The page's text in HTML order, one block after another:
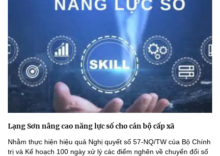
Lạng Sơn nâng cao năng lực số cho cán bộ cấp xã
Nhằm thực hiện hiệu quả Nghị quyết số 57-NQ/TW của Bộ Chính
trị và Kế hoạch 100 ngày xử lý các điểm nghẽn về chuyển đổi số